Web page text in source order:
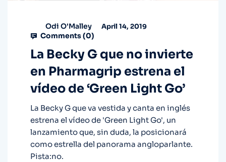
Odi O'Malley April 14, 2019
Comments (0)
La Becky G que no invierte
en Pharmagrip estrena el
vídeo de ‘Green Light Go’
La Becky G que va vestida y canta en inglés
estrena el vídeo de 'Green Light Go', un
lanzamiento que, sin duda, la posicionará
como estrella del panorama angloparlante.
Pista:no.